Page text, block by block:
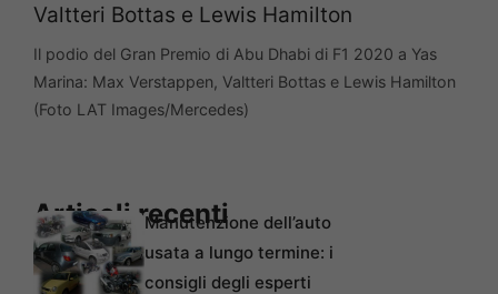
Il podio del Gran Premio di Abu Dhabi di F1 2020 a Yas
Marina: Max Verstappen, Valtteri Bottas e Lewis Hamilton
(Foto LAT Images/Mercedes)
Articoli recentiManutenzione dell’auto
usata a lungo termine: i
consigli degli esperti